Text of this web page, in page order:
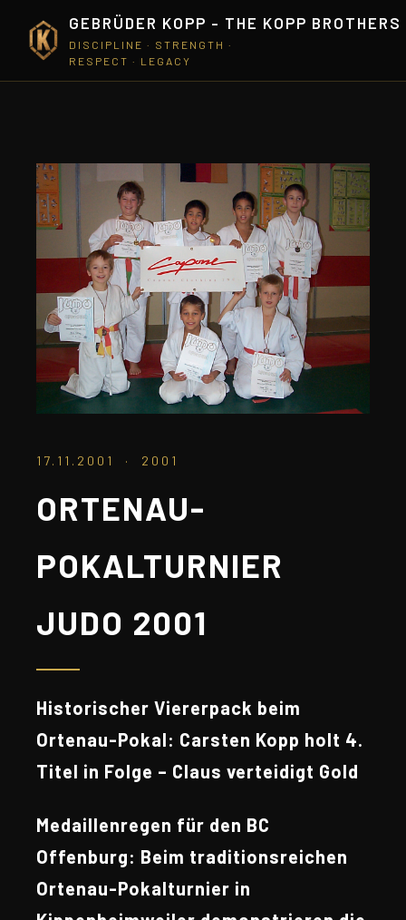
GEBRÜDER KOPP - THE KOPP BROTHERS
DISCIPLINE · STRENGTH ·
RESPECT · LEGACY
17.11.2001 · 2001
ORTENAU-
POKALTURNIER
JUDO 2001
Historischer Viererpack beim
Ortenau-Pokal: Carsten Kopp holt 4.
Titel in Folge – Claus verteidigt Gold
Medaillenregen für den BC
Offenburg: Beim traditionsreichen
Ortenau-Pokalturnier in